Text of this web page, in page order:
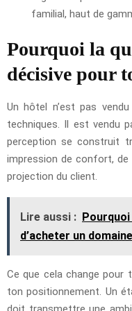
familial, haut de
Pourquoi la
décisive pour
Un hôtel n’est pas
techniques. Il est vendu
perception se construit
impression de confort, de
projection du client.
Lire aussi :
d’acheter un
Ce que cela change pour
ton positionnement. Un